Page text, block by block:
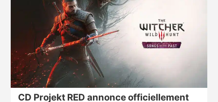
CD Projekt RED annonce officiellement